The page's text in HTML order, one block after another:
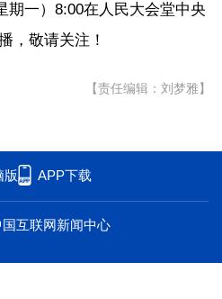
期一）8:00在人民大会堂中央
，敬请关注！
【责任编辑：刘梦雅】
版 APP下载
互联网新闻中心